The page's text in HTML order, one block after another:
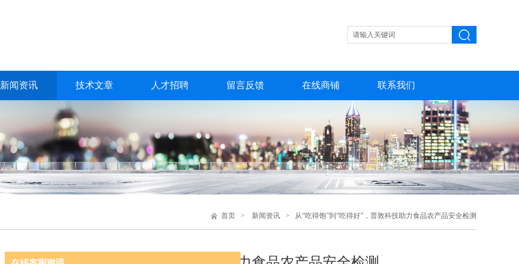
新闻资讯 技术文章 人才招聘 留言反馈 在线商铺 联系我们
首页 > 新闻资讯 > 从“吃得饱”到“吃得好”，普敦科技助力食品农产品安全检测